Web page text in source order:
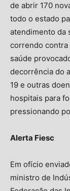
de abrir 170
todo o estado
atendimento da
correndo contra
saúde
decorrência do
19 e outras
hospitais para
pressionando
Alerta Fiesc
Em ofício
ministro de